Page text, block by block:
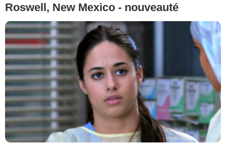
Roswell, New Mexico - nouveauté